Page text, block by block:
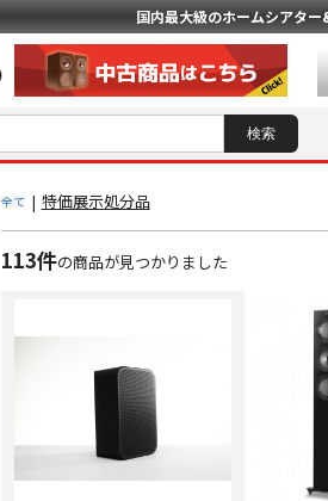
国内最大級のホームシアタ
全て | 特価展示処分品
113件の商品が見つかりました